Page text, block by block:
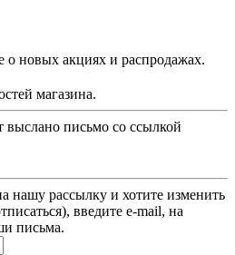
о новых акциях и распродажах.
магазина.
письмо со ссылкой
рассылку и хотите изменить
введите e-mail, на
письма.